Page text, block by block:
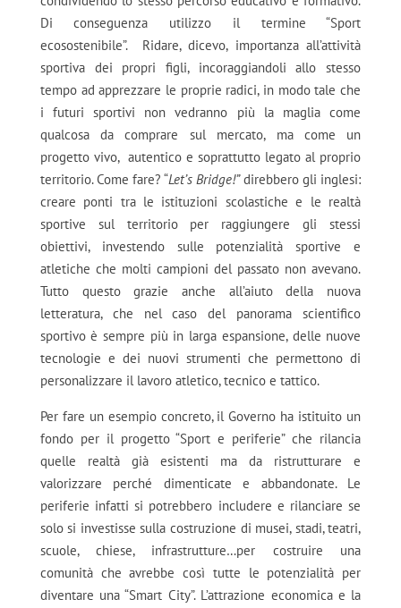
Di conseguenza utilizzo il termine “Sport
ecosostenibile”. Ridare, dicevo, importanza all’attività
sportiva dei propri figli, incoraggiandoli allo stesso
tempo ad apprezzare le proprie radici, in modo tale che
i futuri sportivi non vedranno più la maglia come
qualcosa da comprare sul mercato, ma come un
progetto vivo, autentico e soprattutto legato al proprio
territorio. Come fare? “Let’s Bridge!”direbbero gli inglesi:
creare ponti tra le istituzioni scolastiche e le realtà
sportive sul territorio per raggiungere gli stessi
obiettivi, investendo sulle potenzialità sportive e
atletiche che molti campioni del passato non avevano.
Tutto questo grazie anche all’aiuto della nuova
letteratura, che nel caso del panorama scientifico
sportivo è sempre più in larga espansione, delle nuove
tecnologie e dei nuovi strumenti che permettono di
personalizzare il lavoro atletico, tecnico e tattico.
Per fare un esempio concreto, il Governo ha istituito un
fondo per il progetto “Sport e periferie” che rilancia
quelle realtà già esistenti ma da ristrutturare e
valorizzare perché dimenticate e abbandonate. Le
periferie infatti si potrebbero includere e rilanciare se
solo si investisse sulla costruzione di musei, stadi, teatri,
scuole, chiese, infrastrutture…per costruire una
comunità che avrebbe così tutte le potenzialità per
diventare una “Smart City”. L’attrazione economica e la